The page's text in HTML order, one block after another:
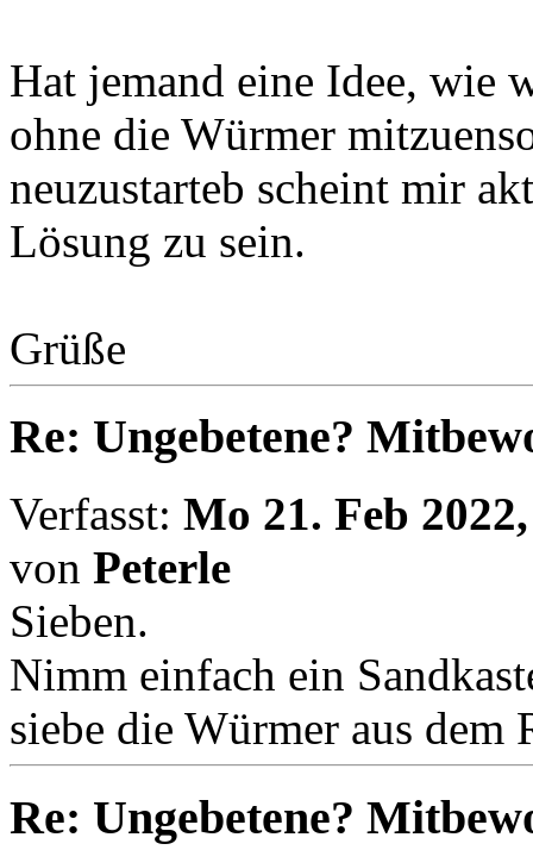
Hat jemand eine Idee, wie
ohne die Würmer
neuzustarteb scheint mir
Lösung zu sein.
Grüße
Re: Ungebetene?
Verfasst: Mo 21. Feb
von Peterle
Sieben.
Nimm einfach ein
siebe die Würmer aus dem
Re: Ungebetene?